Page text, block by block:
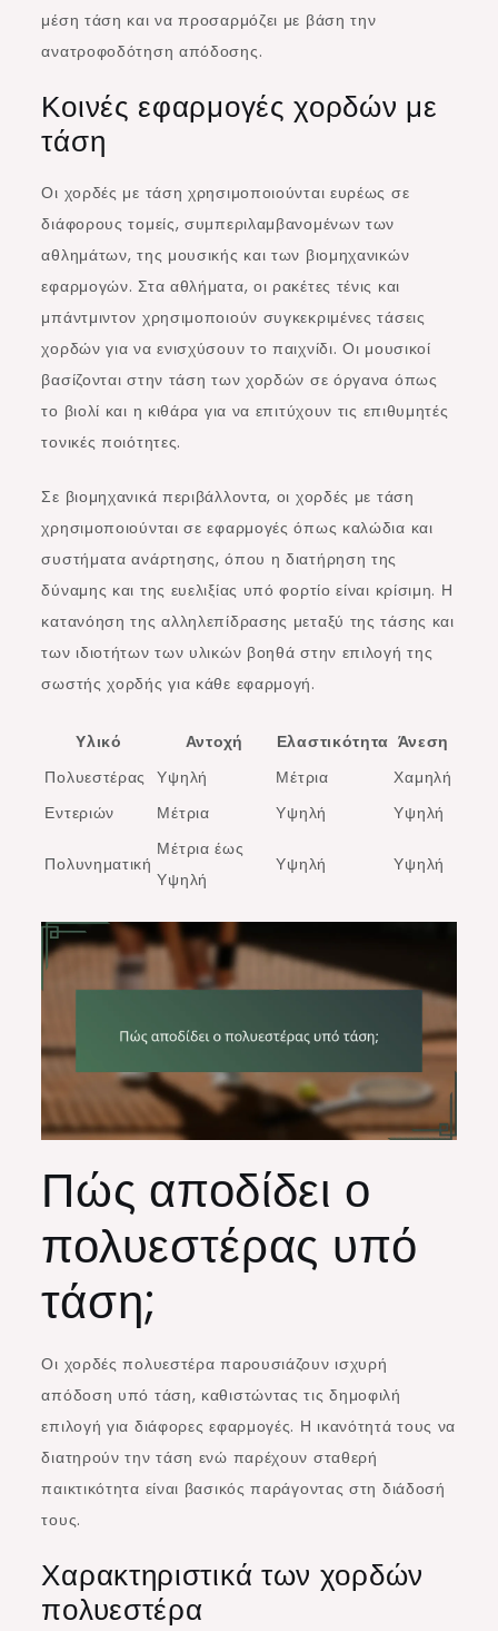
μέση τάση και να προσαρμόζει με βάση την
ανατροφοδότηση απόδοσης.
Κοινές εφαρμογές χορδών με
τάση
Οι χορδές με τάση χρησιμοποιούνται ευρέως σε
διάφορους τομείς, συμπεριλαμβανομένων των
αθλημάτων, της μουσικής και των βιομηχανικών
εφαρμογών. Στα αθλήματα, οι ρακέτες τένις και
μπάντμιντον χρησιμοποιούν συγκεκριμένες τάσεις
χορδών για να ενισχύσουν το παιχνίδι. Οι μουσικοί
βασίζονται στην τάση των χορδών σε όργανα όπως
το βιολί και η κιθάρα για να επιτύχουν τις επιθυμητές
τονικές ποιότητες.
Σε βιομηχανικά περιβάλλοντα, οι χορδές με τάση
χρησιμοποιούνται σε εφαρμογές όπως καλώδια και
συστήματα ανάρτησης, όπου η διατήρηση της
δύναμης και της ευελιξίας υπό φορτίο είναι κρίσιμη. Η
κατανόηση της αλληλεπίδρασης μεταξύ της τάσης και
των ιδιοτήτων των υλικών βοηθά στην επιλογή της
σωστής χορδής για κάθε εφαρμογή.
Υλικό Αντοχή Ελαστικότητα Άνεση
Πολυεστέρας
Υψηλή Μέτρια
Χαμηλή
Εντεριών
Μέτρια Υψηλή Υψηλή
Πολυνηματική
Μέτρια έως
Υψηλή
Υψηλή Υψηλή
Πώς αποδίδει ο
πολυεστέρας υπό
τάση;
Οι χορδές πολυεστέρα παρουσιάζουν ισχυρή
απόδοση υπό τάση, καθιστώντας τις δημοφιλή
επιλογή για διάφορες εφαρμογές. Η ικανότητά τους να
διατηρούν την τάση ενώ παρέχουν σταθερή
παικτικότητα είναι βασικός παράγοντας στη διάδοσή
τους.
Χαρακτηριστικά των χορδών
πολυεστέρα